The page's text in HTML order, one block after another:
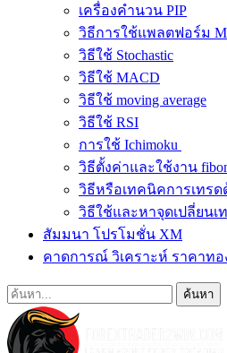
เครื่องคำนวน PIP
วิธีการใช้แพลตฟอร์ม
วิธีใช้ Stochastic
วิธีใช้ MACD
วิธีใช้ moving average
วิธีใช้ RSI
การใช้ Ichimoku
วิธีตั้งค่าและใช้งาน
วิธีหรือเทคนิคการเทรด
วิธีใช้และหาจุดเปลี่ยนเท
สัมมนา โปรโมชั่น XM
คาดการณ์ วิเคราะห์ ราคาทอ